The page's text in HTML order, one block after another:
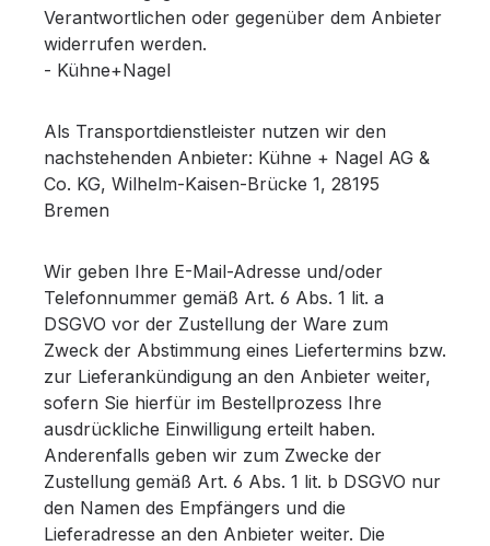
Verantwortlichen oder gegenüber dem Anbieter
widerrufen werden.
- Kühne+Nagel
Als Transportdienstleister nutzen wir den
nachstehenden Anbieter: Kühne + Nagel AG &
Co. KG, Wilhelm-Kaisen-Brücke 1, 28195
Bremen
Wir geben Ihre E-Mail-Adresse und/oder
Telefonnummer gemäß Art. 6 Abs. 1 lit. a
DSGVO vor der Zustellung der Ware zum
Zweck der Abstimmung eines Liefertermins bzw.
zur Lieferankündigung an den Anbieter weiter,
sofern Sie hierfür im Bestellprozess Ihre
ausdrückliche Einwilligung erteilt haben.
Anderenfalls geben wir zum Zwecke der
Zustellung gemäß Art. 6 Abs. 1 lit. b DSGVO nur
den Namen des Empfängers und die
Lieferadresse an den Anbieter weiter. Die